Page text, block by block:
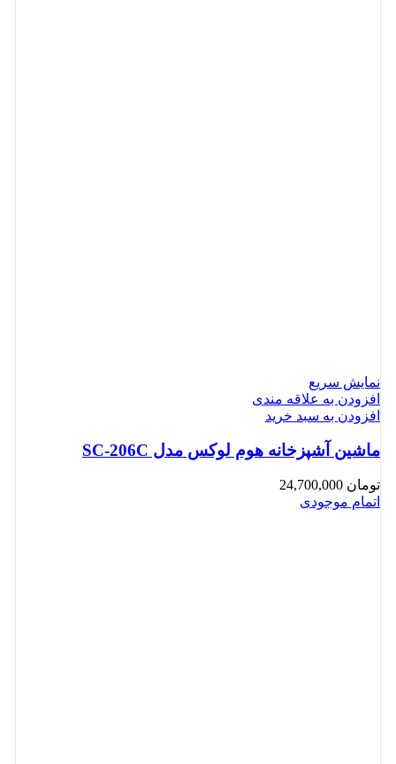
نمایش سریع
افزودن به علاقه مندی
افزودن به سبد خرید
ماشین آشپزخانه هوم لوکس مدل SC-206C
تومان
اتمام موجودی